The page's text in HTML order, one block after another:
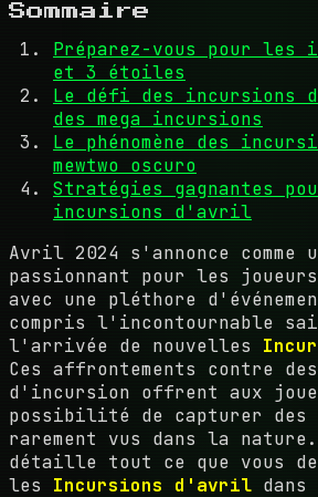
Sommaire
Préparez-vous pour les
et 3 étoiles
Le défi des incursions
des mega incursions
Le phénomène des
mewtwo oscuro
Stratégies gagnantes
incursions d'avril
Avril 2024 s'annonce comme
passionnant pour les
avec une pléthore
compris l'incontournable
l'arrivée de nouvelles
Ces affrontements contre
d'incursion offrent aux
possibilité de capturer des
rarement vus dans la
détaille tout ce que vous
les Incursions d'avril dans